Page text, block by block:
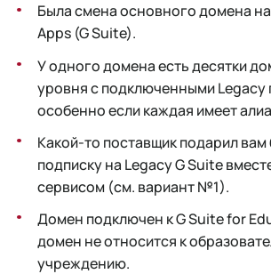
Была смена основного домена
Apps (G Suite).
У одного домена есть десятки
уровня с подключенными Legacy
особенно если каждая имеет
Какой-то поставщик подарил
подписку на Legacy G Suite
сервисом (см. вариант №1).
Домен подключен к G Suite for
домен не относится к
учреждению.